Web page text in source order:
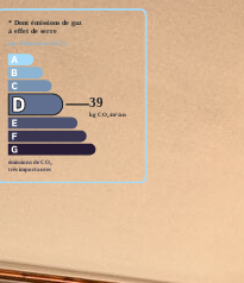
et 2430€.
et 2023 (abonnement